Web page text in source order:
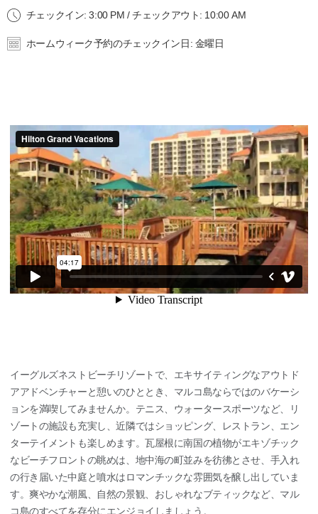
チェックイン: 3:00 PM / チェックアウト: 10:00 AM
ホームウィーク予約のチェックイン日: 金曜日
イーグルズネストビーチリゾートで、エキサイティングなアウトド
アアドベンチャーと憩いのひととき、マルコ島ならではのバケーシ
ョンを満喫してみませんか。テニス、ウォータースポーツなど、リ
ゾートの施設も充実し、近隣ではショッピング、レストラン、エン
ターテイメントも楽しめます。瓦屋根に南国の植物がエキゾチック
なビーチフロントの眺めは、地中海の町並みを彷彿とさせ、手入れ
の行き届いた中庭と噴水はロマンチックな雰囲気を醸し出していま
す。爽やかな潮風、自然の景観、おしゃれなブティックなど、マル
コ島のすべてを存分にエンジョイしましょう。